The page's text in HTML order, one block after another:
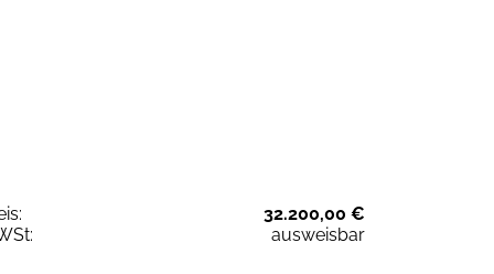
32.200,00 €
ausweisbar